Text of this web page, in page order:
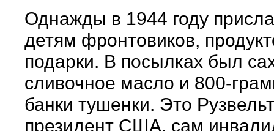
Однажды в 1944 году
детям фронтовиков,
подарки. В посылках был
сливочное масло и 800-
банки тушенки. Это
президент США, сам